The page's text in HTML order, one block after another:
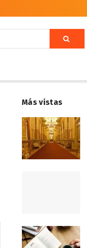
Más vistas